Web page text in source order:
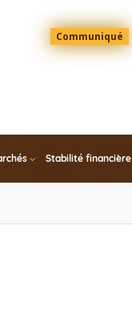
Menu
Top
Communiqué
Stabilité financière